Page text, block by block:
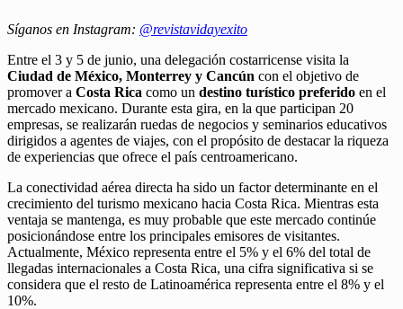
Síganos en Instagram: @revistavidayexito
Entre el 3 y 5 de junio, una delegación costarricense visita la
Ciudad de México, Monterrey y Cancún con el objetivo de
promover a Costa Rica como un destino turístico preferido en el
mercado mexicano. Durante esta gira, en la que participan 20
empresas, se realizarán ruedas de negocios y seminarios educativos
dirigidos a agentes de viajes, con el propósito de destacar la riqueza
de experiencias que ofrece el país centroamericano.
La conectividad aérea directa ha sido un factor determinante en el
crecimiento del turismo mexicano hacia Costa Rica. Mientras esta
ventaja se mantenga, es muy probable que este mercado continúe
posicionándose entre los principales emisores de visitantes.
Actualmente, México representa entre el 5% y el 6% del total de
llegadas internacionales a Costa Rica, una cifra significativa si se
considera que el resto de Latinoamérica representa entre el 8% y el
10%.